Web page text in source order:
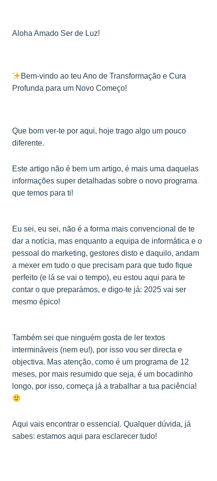
Aloha Amado Ser de Luz!
Bem-vindo ao teu Ano de Transformação e Cura
Profunda para um Novo Começo!
Que bom ver-te por aqui, hoje trago algo um pouco
diferente.
Este artigo não é bem um artigo, é mais uma daquelas
informações super detalhadas sobre o novo programa
que temos para ti!
Eu sei, eu sei, não é a forma mais convencional de te
dar a notícia, mas enquanto a equipa de informática e o
pessoal do marketing, gestores disto e daquilo, andam
a mexer em tudo o que precisam para que tudo fique
perfeito (e lá se vai o tempo), eu estou aqui para te
contar o que preparámos, e digo-te já: 2025 vai ser
mesmo épico!
Também sei que ninguém gosta de ler textos
intermináveis (nem eu!), por isso vou ser directa e
objectiva. Mas atenção, como é um programa de 12
meses, por mais resumido que seja, é um bocadinho
longo, por isso, começa já a trabalhar a tua paciência!
Aqui vais encontrar o essencial. Qualquer dúvida, já
sabes: estamos aqui para esclarecer tudo!